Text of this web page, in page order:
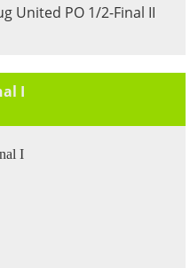
United PO 1/2-Final II
I